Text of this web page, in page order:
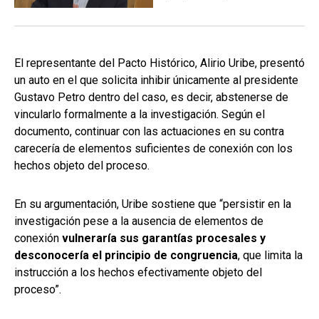
El representante del Pacto Histórico, Alirio Uribe, presentó
un auto en el que solicita inhibir únicamente al presidente
Gustavo Petro dentro del caso, es decir, abstenerse de
vincularlo formalmente a la investigación. Según el
documento, continuar con las actuaciones en su contra
carecería de elementos suficientes de conexión con los
hechos objeto del proceso.
En su argumentación, Uribe sostiene que “persistir en la
investigación pese a la ausencia de elementos de
conexión vulneraría sus garantías procesales y
desconocería el principio de congruencia, que limita la
instrucción a los hechos efectivamente objeto del
proceso”.